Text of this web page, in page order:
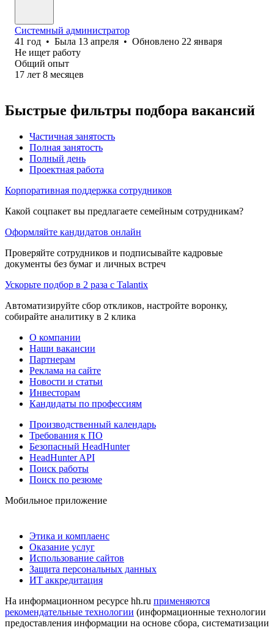
Системный администратор
41 год • Была 13 апреля • Обновлено 22 января
Не ищет работу
Общий опыт
17 лет 8 месяцев
Быстрые фильтры подбора вакансий
Частичная занятость
Полная занятость
Полный день
Проектная работа
Корпоративная поддержка сотрудников
Какой соцпакет вы предлагаете семейным сотрудникам?
Оформляйте кандидатов онлайн
Проверяйте сотрудников и подписывайте кадровые
документы без бумаг и личных встреч
Ускорьте подбор в 2 раза с Talantix
Автоматизируйте сбор откликов, настройте воронку,
собирайте аналитику в 2 клика
О компании
Наши вакансии
Партнерам
Реклама на сайте
Новости и статьи
Инвесторам
Кандидаты по профессиям
Производственный календарь
Требования к ПО
Безопасный HeadHunter
HeadHunter API
Поиск работы
Поиск по резюме
Мобильное приложение
Этика и комплаенс
Оказание услуг
Использование сайтов
Защита персональных данных
ИТ аккредитация
На информационном ресурсе hh.ru применяются
рекомендательные технологии (информационные технологии
предоставления информации на основе сбора, систематизации